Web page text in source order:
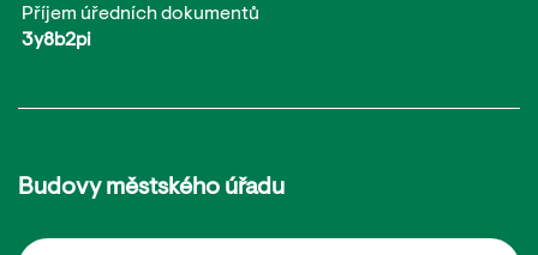
Příjem úředních dokumentů
3y8b2pi
Budovy městského úřadu